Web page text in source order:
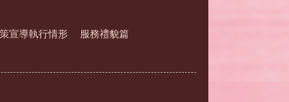
宣導執行情形 服務禮貌篇